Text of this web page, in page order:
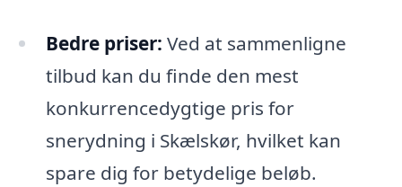
Bedre priser: Ved at sammenligne
tilbud kan du finde den mest
konkurrencedygtige pris for
snerydning i Skælskør, hvilket kan
spare dig for betydelige beløb.